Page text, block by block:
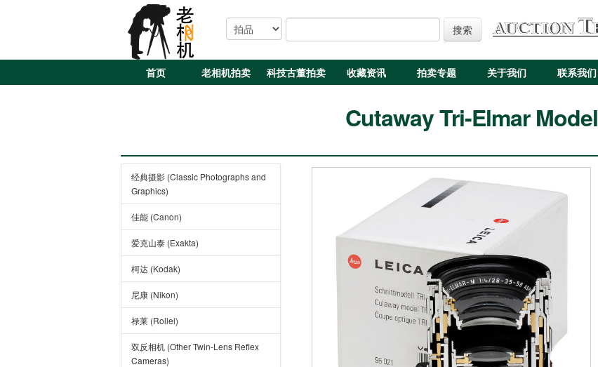
搜索
首页 老相机拍卖 科技古董拍卖 收藏资讯 拍卖专题 关于我们 联系我们
Cutaway Tri-Elmar Model
经典摄影 (Classic Photographs and
Graphics)
佳能 (Canon)
爱克山泰 (Exakta)
柯达 (Kodak)
尼康 (Nikon)
禄莱 (Rollei)
双反相机 (Other Twin-Lens Reflex
Cameras)